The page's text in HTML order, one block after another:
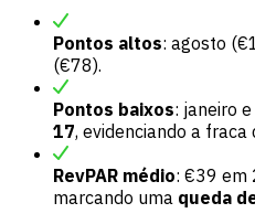
Pontos altos: agosto
(€78).
Pontos baixos: janeiro
17, evidenciando a fraca
RevPAR médio: €39 em
marcando uma queda